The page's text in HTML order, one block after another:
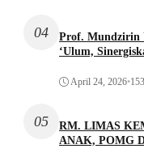
04
Prof. Mundzirin
‘Ulum,
April 24, 2026•
05
RM. LIMAS
ANAK, POMG